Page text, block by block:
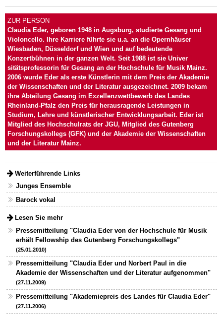
ZUR PERSON
Claudia Eder, geboren 1948 in Augsburg, studierte Gesang und
Violoncello. Ihre Karriere führte sie u.a. an die Opernhäuser
Wiesbaden, Düsseldorf und Wien und auf bedeutende
Konzertbühnen in der ganzen Welt. Seit 1988 ist sie Univer
sitätsprofessorin für Gesang an der Hochschule für Musik Mainz.
2006 wurde Eder als erste Künstlerin mit dem Preis der Akademie
der Wissenschaften und der Literatur ausgezeichnet. 2009 bekam
ihre Abteilung Gesang im Exzellenzwettbewerb des Landes
Rheinland-Pfalz den Preis für herausragende Leistungen in
Studium, Lehre und künstlerischer Entwicklungsarbeit. Eder ist
Mitglied des Hochschulrats der JGU, Mitglied des Gutenberg
Forschungskollegs (GFK) und der Akademie der Wissenschaften
und der Literatur Mainz.
Weiterführende Links
Junges Ensemble
Barock vokal
Lesen Sie mehr
Pressemitteilung "Claudia Eder von der Hochschule für Musik
erhält Fellowship des Gutenberg Forschungskollegs"
(25.01.2010)
Pressemitteilung "Claudia Eder und Norbert Paul in die
Akademie der Wissenschaften und der Literatur aufgenommen"
(27.11.2009)
Pressemitteilung "Akademiepreis des Landes für Claudia Eder"
(27.11.2006)